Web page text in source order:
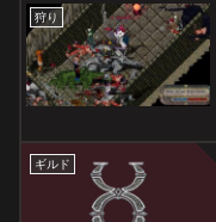
狩り
ギルド